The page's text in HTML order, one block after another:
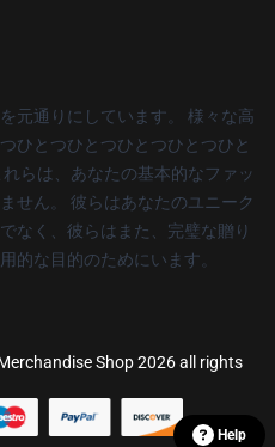
元通りにしています。 様々な高
ひとつひとつひとつひとつひと
らは、あなたの基本的なファッ
せん。 彼らはあなたのユニーク
なく、彼らはまた、完璧な贈り
的な目的のためにいます。
Shop 2026 all rights
Help